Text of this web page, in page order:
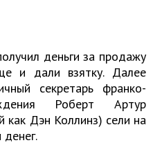
деньги за продажу
и дали взятку. Далее
секретарь франко-
Роберт Артур
как Дэн Коллинз) сели на